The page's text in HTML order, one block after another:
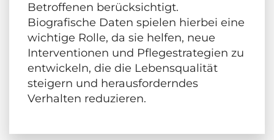
Betroffenen berücksichtigt.
Biografische Daten spielen hierbei eine
wichtige Rolle, da sie helfen, neue
Interventionen und Pflegestrategien zu
entwickeln, die die Lebensqualität
steigern und herausforderndes
Verhalten reduzieren.